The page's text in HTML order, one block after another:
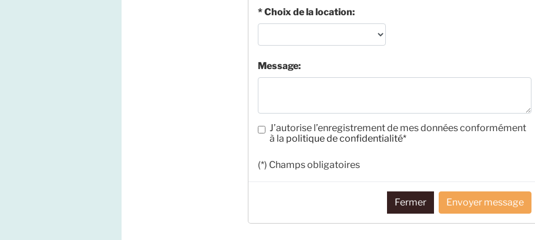
Choix de la location:
Message:
J’autorise l’enregistrement de mes données conformément
à la politique de confidentialité*
(*) Champs obligatoires
Fermer Envoyer message